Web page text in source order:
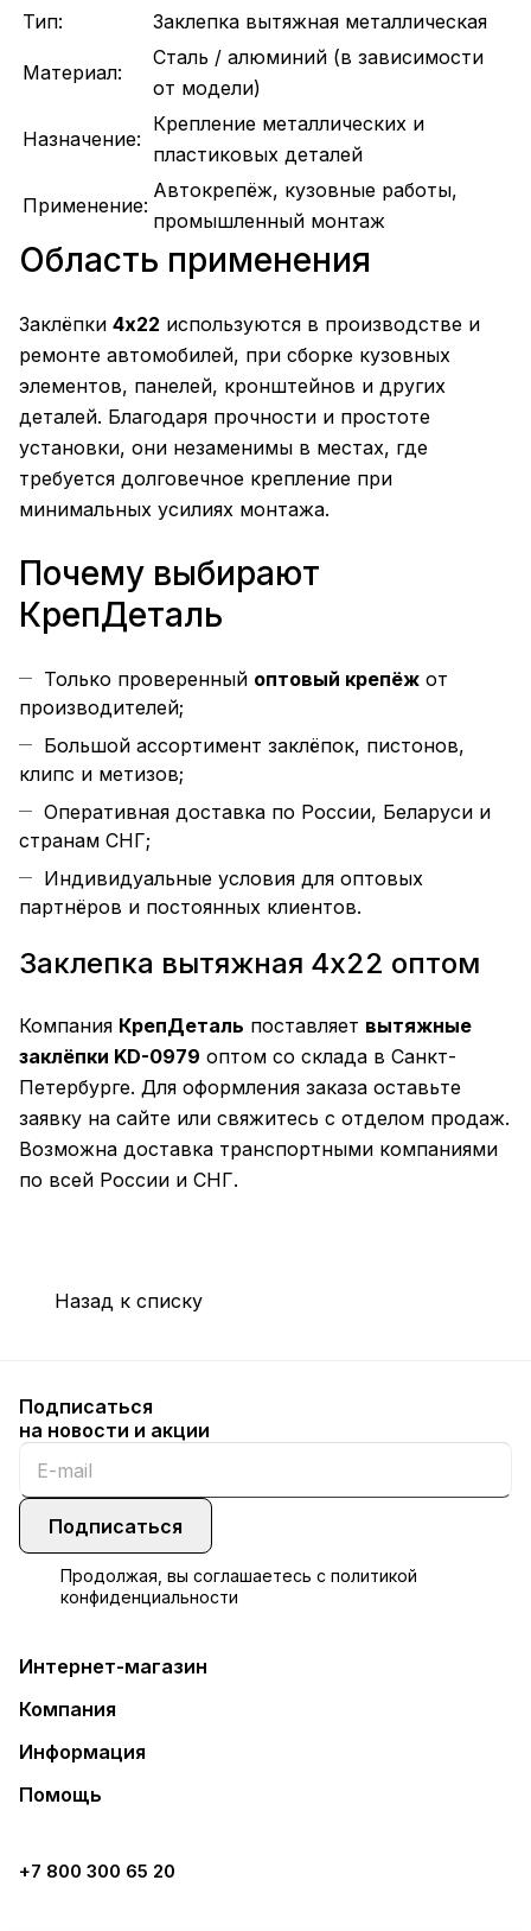
Тип:
Заклепка вытяжная металлическая
Материал:
Сталь / алюминий (в зависимости
от модели)
Назначение:
Крепление металлических и
пластиковых деталей
Применение:
Автокрепёж, кузовные работы,
промышленный монтаж
Область применения
Заклёпки 4х22 используются в производстве и
ремонте автомобилей, при сборке кузовных
элементов, панелей, кронштейнов и других
деталей. Благодаря прочности и простоте
установки, они незаменимы в местах, где
требуется долговечное крепление при
минимальных усилиях монтажа.
Почему выбирают
КрепДеталь
Только проверенный оптовый крепёж от
производителей;
Большой ассортимент заклёпок, пистонов,
клипс и метизов;
Оперативная доставка по России, Беларуси и
странам СНГ;
Индивидуальные условия для оптовых
партнёров и постоянных клиентов.
Заклепка вытяжная 4х22 оптом
Компания КрепДеталь поставляет вытяжные
заклёпки KD-0979 оптом со склада в Санкт-
Петербурге. Для оформления заказа оставьте
заявку на сайте или свяжитесь с отделом продаж.
Возможна доставка транспортными компаниями
по всей России и СНГ.
Назад к списку
Подписаться
на новости и акции
Подписаться
Продолжая, вы соглашаетесь с политикой
конфиденциальности
Интернет-магазин
Компания
Информация
Помощь
+7 800 300 65 20